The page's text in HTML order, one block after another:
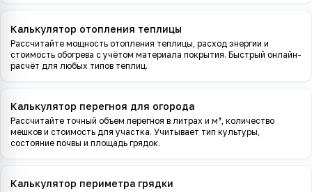
Калькулятор отопления теплицы
Рассчитайте мощность отопления теплицы, расход энергии и
стоимость обогрева с учётом материала покрытия. Быстрый онлайн-
расчёт для любых типов теплиц.
Калькулятор перегноя для огорода
Рассчитайте точный объем перегноя в литрах и м³, количество
мешков и стоимость для участка. Учитывает тип культуры,
состояние почвы и площадь грядок.
Калькулятор периметра грядки